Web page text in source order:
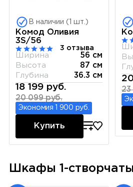
В наличии (1 шт.)
Комод Оливия
3S/56
3 отзыва
Ширина
56 см
Высота
87 см
Глубина
36.3 см
18 199 руб.
20 099 руб.
Экономия 1 900 руб.
Купить
23
Шкафы 1-